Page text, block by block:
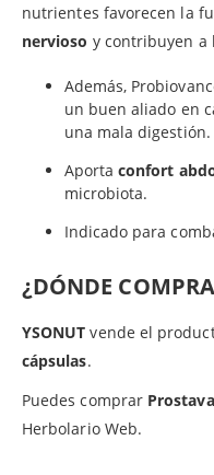
nutrientes favorecen la
nervioso y contribuyen a
Además,
un buen aliado en
una mala digestión.
Aporta confort
microbiota.
Indicado para
¿DÓNDE
YSONUT vende el
cápsulas.
Puedes comprar
Herbolario Web.